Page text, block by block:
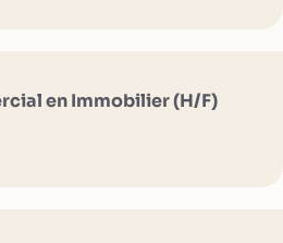
en Immobilier (H/F)